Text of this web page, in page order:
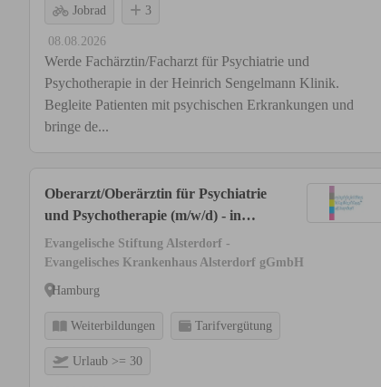
Jobrad 3
08.08.2026
Werde Fachärztin/Facharzt für Psychiatrie und
Psychotherapie in der Heinrich Sengelmann Klinik.
Begleite Patienten mit psychischen Erkrankungen und
bringe de...
Oberarzt/Oberärztin für Psychiatrie
und Psychotherapie (m/w/d) - in
Vollzeit/Teilzeit
Evangelische Stiftung Alsterdorf -
Evangelisches Krankenhaus Alsterdorf gGmbH
Hamburg
Weiterbildungen Tarifvergütung
Urlaub >= 30